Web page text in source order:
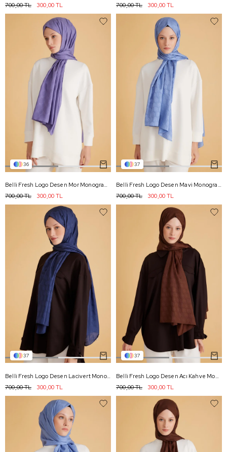
300,00 TL
700,00 TL
300,00 TL
700,00 TL
36
Belli Fresh Logo Desen Mor Monogram Şal 2 - 95
300,00 TL
700,00 TL
37
Belli Fresh Logo Desen Mavi Monogram Şal 1 - 94
300,00 TL
700,00 TL
37
Belli Fresh Logo Desen Lacivert Monogram Şal 1 - 93
300,00 TL
700,00 TL
37
300,00 TL
700,00 TL